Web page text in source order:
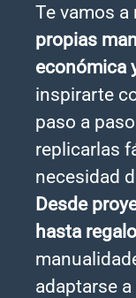
Te vamos a
propias
económica
inspirarte
paso a
replicarlas
necesidad
Desde
hasta
adaptarse